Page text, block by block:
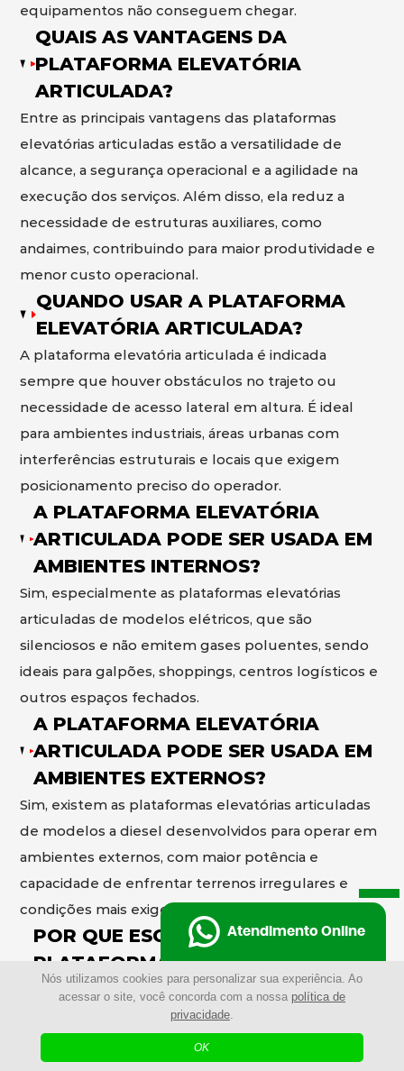
Nós utilizamos cookies para personalizar sua experiência. Ao
acessar o site, você concorda com a nossa política de
privacidade.
OK
equipamentos não conseguem chegar.
QUAIS AS VANTAGENS DA
PLATAFORMA ELEVATÓRIA
ARTICULADA?
Entre as principais vantagens das plataformas
elevatórias articuladas estão a versatilidade de
alcance, a segurança operacional e a agilidade na
execução dos serviços. Além disso, ela reduz a
necessidade de estruturas auxiliares, como
andaimes, contribuindo para maior produtividade e
menor custo operacional.
QUANDO USAR A PLATAFORMA
ELEVATÓRIA ARTICULADA?
A plataforma elevatória articulada é indicada
sempre que houver obstáculos no trajeto ou
necessidade de acesso lateral em altura. É ideal
para ambientes industriais, áreas urbanas com
interferências estruturais e locais que exigem
posicionamento preciso do operador.
A PLATAFORMA ELEVATÓRIA
ARTICULADA PODE SER USADA EM
AMBIENTES INTERNOS?
Sim, especialmente as plataformas elevatórias
articuladas de modelos elétricos, que são
silenciosos e não emitem gases poluentes, sendo
ideais para galpões, shoppings, centros logísticos e
outros espaços fechados.
A PLATAFORMA ELEVATÓRIA
ARTICULADA PODE SER USADA EM
AMBIENTES EXTERNOS?
Sim, existem as plataformas elevatórias articuladas
de modelos a diesel desenvolvidos para operar em
ambientes externos, com maior potência e
capacidade de enfrentar terrenos irregulares e
condições mais exigentes.
POR QUE ESCOLHER A
PLATAFORMA ELEVATÓRIA
ARTICULADA AO INVÉS DE
Mais rápida de montar
Atendimento Online